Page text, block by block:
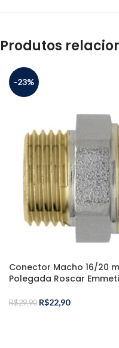
Produtos
-23%
Conector Macho 16/20
Polegada Roscar Emmeti
R$29,90 R$22,90